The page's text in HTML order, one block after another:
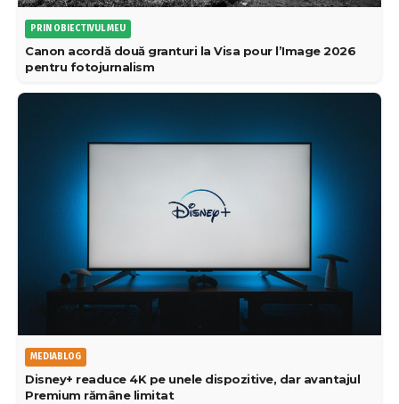
PRIN OBIECTIVUL MEU
Canon acordă două granturi la Visa pour l’Image 2026
pentru fotojurnalism
MEDIABLOG
Disney+ readuce 4K pe unele dispozitive, dar avantajul
Premium rămâne limitat